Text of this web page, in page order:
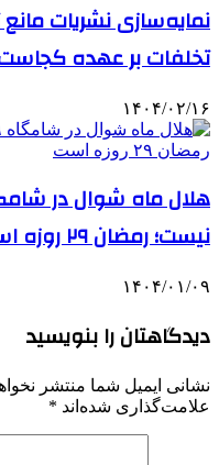
نمایه‌سازی نشریات
تخلفات بر عهده
۱۴۰۴/۰۲/۱۶
نیست؛ رمضان ۲۹ روزه است
۱۴۰۴/۰۱/۰۹
دیدگاهتان را بنویسید
نشانی ایمیل شما منتشر
علامت‌گذاری شده‌اند *